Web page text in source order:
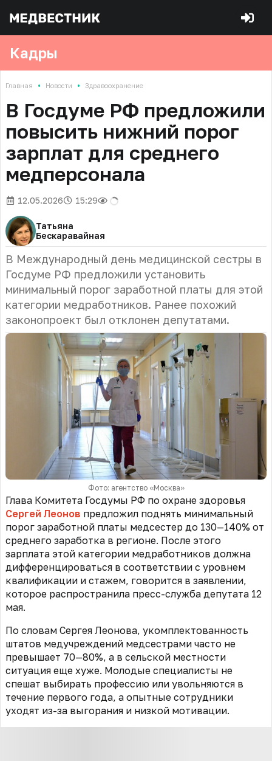
Кадры
Главная • Новости • Здравоохранение
В Госдуме РФ предложили
повысить нижний порог
зарплат для среднего
медперсонала
12.05.2026 15:29
Татьяна
Бескаравайная
В Международный день медицинской сестры в
Госдуме РФ предложили установить
минимальный порог заработной платы для этой
категории медработников. Ранее похожий
законопроект был отклонен депутатами.
Фото: агентство «Москва»
Глава Комитета Госдумы РФ по охране здоровья
Сергей Леонов предложил поднять минимальный
порог заработной платы медсестер до 130—140% от
среднего заработка в регионе. После этого
зарплата этой категории медработников должна
дифференцироваться в соответствии с уровнем
квалификации и стажем, говорится в заявлении,
которое распространила пресс-служба депутата 12
мая.
По словам Сергея Леонова, укомплектованность
штатов медучреждений медсестрами часто не
превышает 70—80%, а в сельской местности
ситуация еще хуже. Молодые специалисты не
спешат выбирать профессию или увольняются в
течение первого года, а опытные сотрудники
уходят из-за выгорания и низкой мотивации.